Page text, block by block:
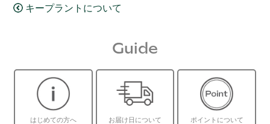
キープラントについて
Guide
はじめての方へ お届け日について ポイントについて